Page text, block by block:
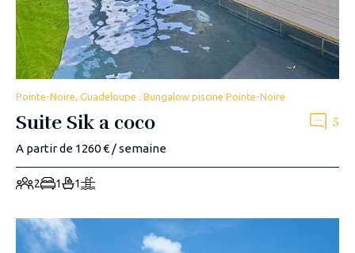
Pointe-Noire, Guadeloupe . Bungalow piscine Pointe-Noire
Suite Sik a coco 5
A partir de 1260 € / semaine
2 1 1